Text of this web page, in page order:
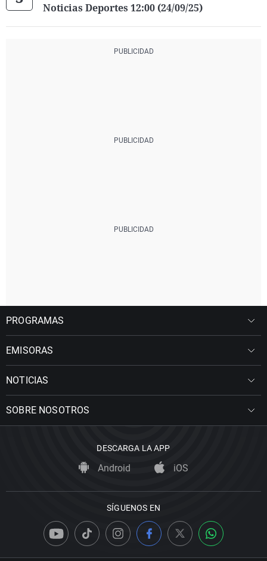
Noticias Deportes 12:00 (24/09/25)
PROGRAMAS
EMISORAS
NOTICIAS
SOBRE NOSOTROS
DESCARGA LA APP
Android iOS
SÍGUENOS EN